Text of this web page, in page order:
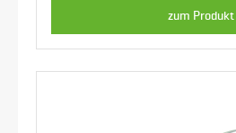
zum Produkt